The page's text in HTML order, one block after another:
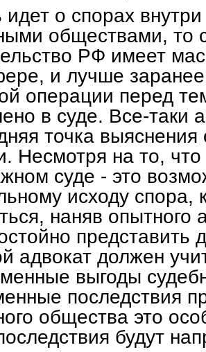
идет о спорах
обществами, то
РФ имеет
и лучше заранее
операции перед
в суде. Все-
точка
Несмотря на то,
суде - это
исходу спора,
наняв опытного
представить
адвокат должен
выгоды
последствия
общества это
будут